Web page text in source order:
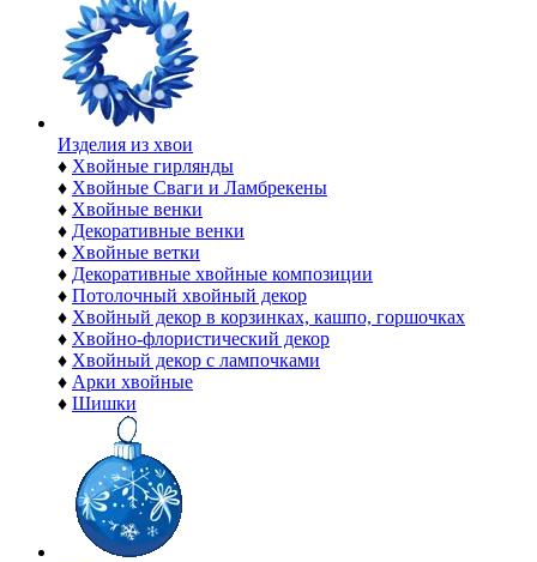
Изделия из хвои
♦ Хвойные гирлянды
♦ Хвойные Сваги и Ламбрекены
♦ Хвойные венки
♦ Декоративные венки
♦ Хвойные ветки
♦ Декоративные хвойные композиции
♦ Потолочный хвойный декор
♦ Хвойный декор в корзинках, кашпо, горшочках
♦ Хвойно-флористический декор
♦ Хвойный декор с лампочками
♦ Арки хвойные
♦ Шишки